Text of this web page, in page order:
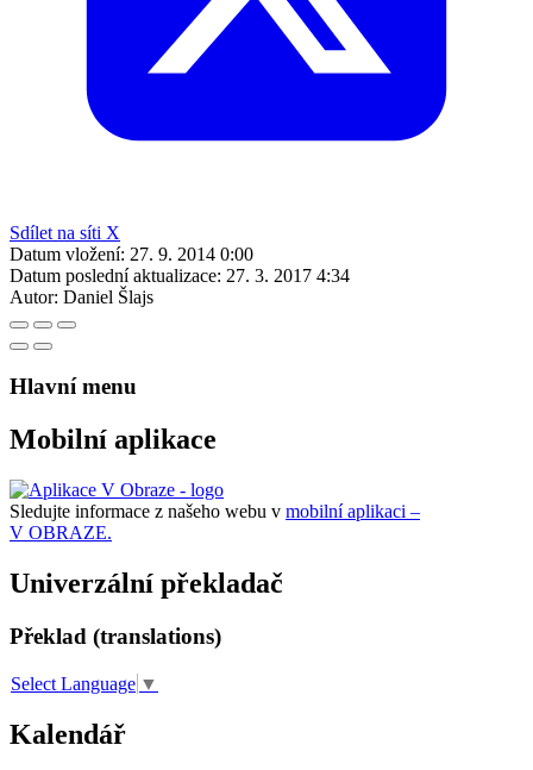
Sdílet na síti X
Datum vložení: 27. 9. 2014 0:00
Datum poslední aktualizace: 27. 3. 2017 4:34
Autor: Daniel Šlajs
Hlavní menu
Mobilní aplikace
Sledujte informace z našeho webu v mobilní aplikaci –
V OBRAZE.
Univerzální překladač
Překlad (translations)
Select Language ▼
Kalendář